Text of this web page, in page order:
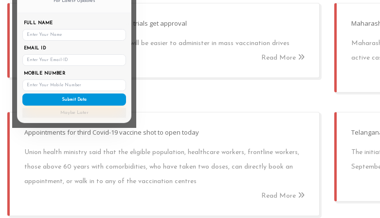
FULL NAME
EMAIL ID
MOBILE NUMBER
Submit Data
Maybe Later
Bharat Biotech's nasal Booster dose trials get approval
An intranasal vaccine as a booster will be easier to administer in mass vaccination drives
Read More
active
Appointments for third Covid-19 vaccine shot to open today
Union health ministry said that the eligible population, healthcare workers, frontline workers,
those above 60 years with comorbidities, who have taken two doses, can directly book an
appointment, or walk in to any of the vaccination centres
Read More
The